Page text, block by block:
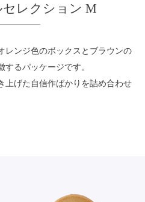
レクション M
レンジ色のボックスとブラウンの
るパッケージです。
上げた自信作ばかりを詰め合わせ